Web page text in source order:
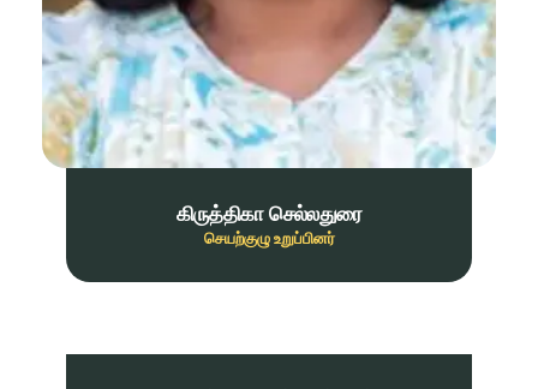
கிருத்திகா செல்லதுரை
செயற்குழு உறுப்பினர்